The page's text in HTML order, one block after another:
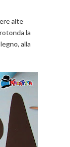
alte
la
alla